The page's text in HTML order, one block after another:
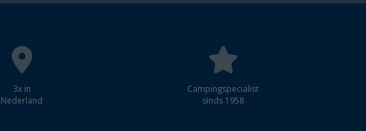
3x in
Nederland
Campingspecialist
sinds 1958